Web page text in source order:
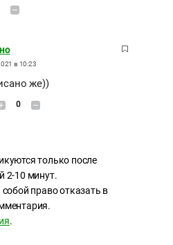
в 10:23
же))
0
только после
2-10 минут.
право отказать в
.